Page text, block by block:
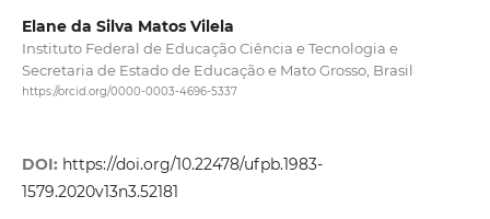
Elane da Silva Matos Vilela
Instituto Federal de Educação Ciência e Tecnologia e
Secretaria de Estado de Educação e Mato Grosso, Brasil
https://orcid.org/0000-0003-4696-5337
DOI: https://doi.org/10.22478/ufpb.1983-
1579.2020v13n3.52181